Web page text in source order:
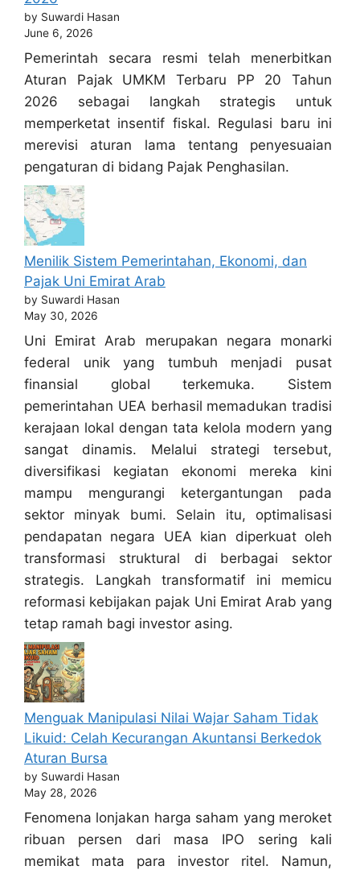
by Suwardi Hasan
June 6, 2026
Pemerintah secara resmi telah menerbitkan
Aturan Pajak UMKM Terbaru PP 20 Tahun
2026 sebagai langkah strategis untuk
memperketat insentif fiskal. Regulasi baru ini
merevisi aturan lama tentang penyesuaian
pengaturan di bidang Pajak Penghasilan.
Menilik Sistem Pemerintahan, Ekonomi, dan
Pajak Uni Emirat Arab
by Suwardi Hasan
May 30, 2026
Uni Emirat Arab merupakan negara monarki
federal unik yang tumbuh menjadi pusat
finansial global terkemuka. Sistem
pemerintahan UEA berhasil memadukan tradisi
kerajaan lokal dengan tata kelola modern yang
sangat dinamis. Melalui strategi tersebut,
diversifikasi kegiatan ekonomi mereka kini
mampu mengurangi ketergantungan pada
sektor minyak bumi. Selain itu, optimalisasi
pendapatan negara UEA kian diperkuat oleh
transformasi struktural di berbagai sektor
strategis. Langkah transformatif ini memicu
reformasi kebijakan pajak Uni Emirat Arab yang
tetap ramah bagi investor asing.
Menguak Manipulasi Nilai Wajar Saham Tidak
Likuid: Celah Kecurangan Akuntansi Berkedok
Aturan Bursa
by Suwardi Hasan
May 28, 2026
Fenomena lonjakan harga saham yang meroket
ribuan persen dari masa IPO sering kali
memikat mata para investor ritel. Namun,